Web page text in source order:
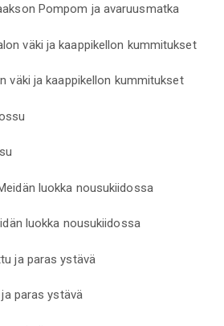
Pompom ja avaruusmatka
väki ja kaappikellon kummitukset
luokka nousukiidossa
paras ystävä